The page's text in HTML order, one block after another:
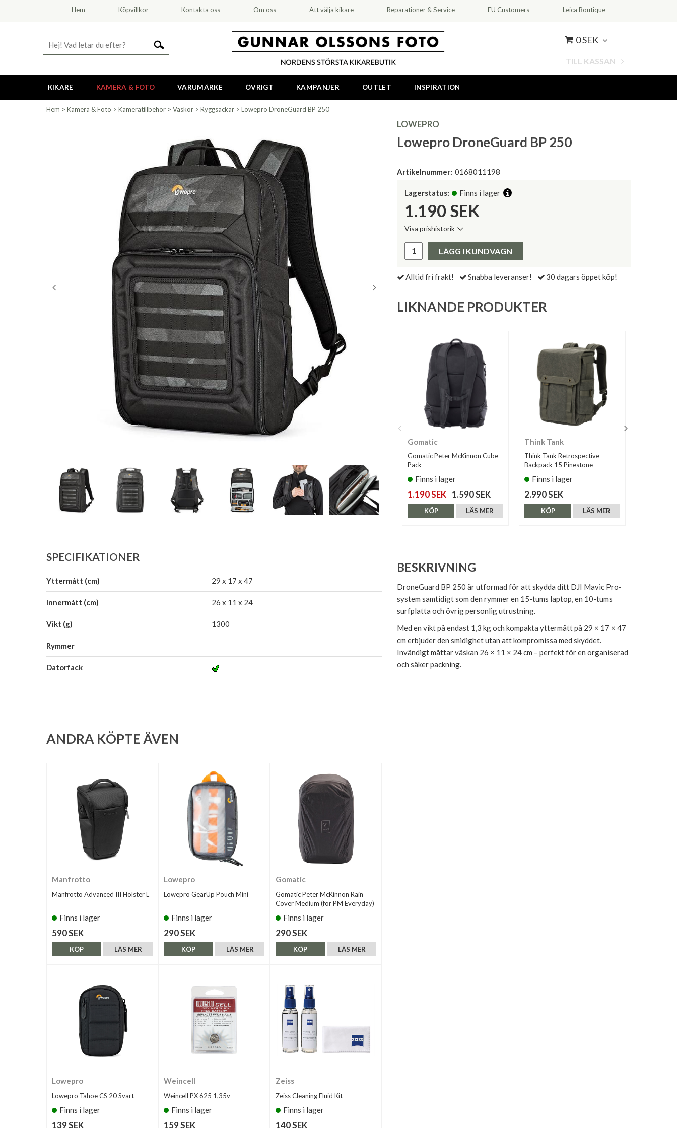
Hem Köpvillkor Kontakta oss Om oss Att välja kikare Reparationer & Service EU Customers Leica Boutique
0 SEK
TILL KASSAN
KIKARE KAMERA & FOTO VARUMÄRKE ÖVRIGT KAMPANJER OUTLET INSPIRATION
Hem > Kamera & Foto > Kameratillbehör > Väskor > Ryggsäckar > Lowepro DroneGuard BP 250
LOWEPRO
Lowepro DroneGuard BP 250
Artikelnummer: 0168011198
Lagerstatus: Finns i lager
1.190 SEK
Visa prishistorik
Pris:
LÄGG I KUNDVAGN
Alltid fri frakt! Snabba leveranser! 30 dagars öppet köp!
LIKNANDE PRODUKTER
Gomatic
Gomatic Peter McKinnon Cube
Pack
Finns i lager
1.190 SEK 1.590 SEK
LÄS MER
KÖP
Think Tank
Think Tank Retrospective
Backpack 15 Pinestone
Finns i lager
2.990 SEK
LÄS MER
KÖP
BESKRIVNING
DroneGuard BP 250 är utformad för att skydda ditt DJI Mavic Pro-
system samtidigt som den rymmer en 15-tums laptop, en 10-tums
surfplatta och övrig personlig utrustning.
Med en vikt på endast 1,3 kg och kompakta yttermått på 29 × 17 × 47
cm erbjuder den smidighet utan att kompromissa med skyddet.
Invändigt måttar väskan 26 × 11 × 24 cm – perfekt för en organiserad
och säker packning.
SPECIFIKATIONER
Yttermått (cm) 29 x 17 x 47
Innermått (cm) 26 x 11 x 24
Vikt (g) 1300
Rymmer
Datorfack
ANDRA KÖPTE ÄVEN
Manfrotto
Manfrotto Advanced III Hölster L
Finns i lager
590 SEK
LÄS MER
KÖP
Lowepro
Lowepro GearUp Pouch Mini
Finns i lager
290 SEK
LÄS MER
KÖP
Gomatic
Gomatic Peter McKinnon Rain
Cover Medium (for PM Everyday)
Finns i lager
290 SEK
LÄS MER
KÖP
Lowepro
Lowepro Tahoe CS 20 Svart
Finns i lager
139 SEK
Weincell
Weincell PX 625 1,35v
Finns i lager
159 SEK
Zeiss
Zeiss Cleaning Fluid Kit
Finns i lager
140 SEK